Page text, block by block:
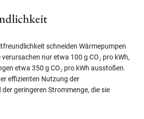
schneiden Wärmepumpen
nur etwa 100 g CO₂ pro kWh,
etwa 350 g CO₂ pro kWh ausstoßen.
effizienten Nutzung der
geringeren Strommenge, die sie